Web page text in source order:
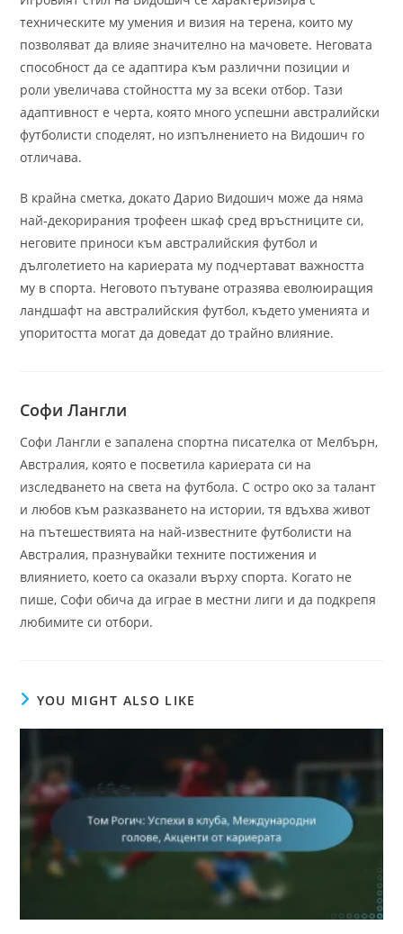
техническите му умения и визия на терена, които му
позволяват да влияе значително на мачовете. Неговата
способност да се адаптира към различни позиции и
роли увеличава стойността му за всеки отбор. Тази
адаптивност е черта, която много успешни австралийски
футболисти споделят, но изпълнението на Видошич го
отличава.
В крайна сметка, докато Дарио Видошич може да няма
най-декорирания трофеен шкаф сред връстниците си,
неговите приноси към австралийския футбол и
дълголетието на кариерата му подчертават важността
му в спорта. Неговото пътуване отразява еволюиращия
ландшафт на австралийския футбол, където уменията и
упоритостта могат да доведат до трайно влияние.
Софи Лангли
Софи Лангли е запалена спортна писателка от Мелбърн,
Австралия, която е посветила кариерата си на
изследването на света на футбола. С остро око за талант
и любов към разказването на истории, тя вдъхва живот
на пътешествията на най-известните футболисти на
Австралия, празнувайки техните постижения и
влиянието, което са оказали върху спорта. Когато не
пише, Софи обича да играе в местни лиги и да подкрепя
любимите си отбори.
YOU MIGHT ALSO LIKE